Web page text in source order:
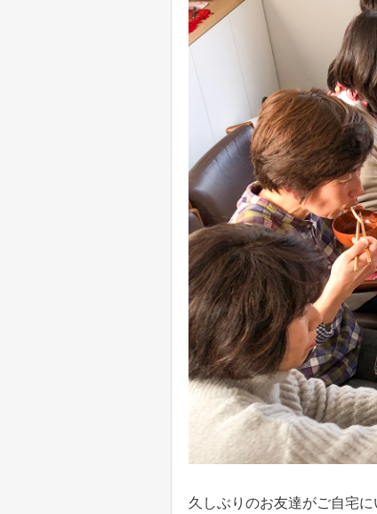
久しぶりのお友達がご自宅